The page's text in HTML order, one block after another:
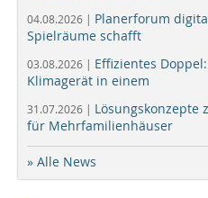
04.08.2026 | Planerforum
Spielräume schafft
03.08.2026 | Effizientes
Klimagerät in einem
31.07.2026 | Lösungskonzepte
für Mehrfamilienhäuser
» Alle News